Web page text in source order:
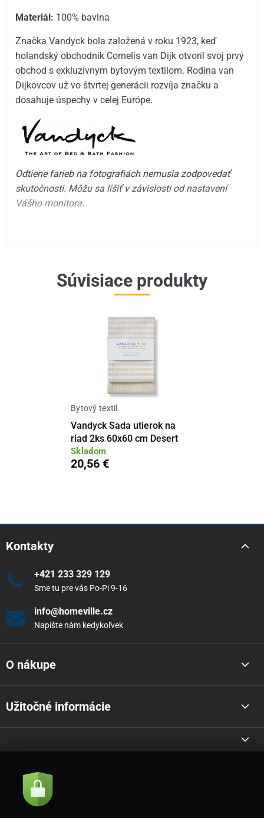
Materiál: 100% bavlna
Značka Vandyck bola založená v roku 1923, keď
holandský obchodník Cornelis van Dijk otvoril svoj prvý
obchod s exkluzívnym bytovým textilom. Rodina van
Dijkovcov už vo štvrtej generácii rozvíja značku a
dosahuje úspechy v celej Európe.
Odtiene farieb na fotografiách nemusia zodpovedať
skutočnosti. Môžu sa líšiť v závislosti od nastavení
Vášho monitora.
Súvisiace produkty
Bytový textil
Vandyck Sada utierok na
riad 2ks 60x60 cm Desert
Skladom
20,56 €
Kontakty
+421 233 329 129
Sme tu pre vás Po-Pi 9-16
info@homeville.cz
Napíšte nám kedykoľvek
O nákupe
Užitočné informácie
Akcie a novinky e-mailom